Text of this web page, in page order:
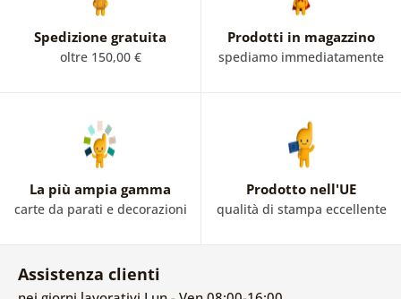
Spedizione gratuita
oltre 150,00 €
Prodotti in magazzino
spediamo immediatamente
La più ampia gamma
carte da parati e decorazioni
Prodotto nell'UE
qualità di stampa eccellente
Assistenza clienti